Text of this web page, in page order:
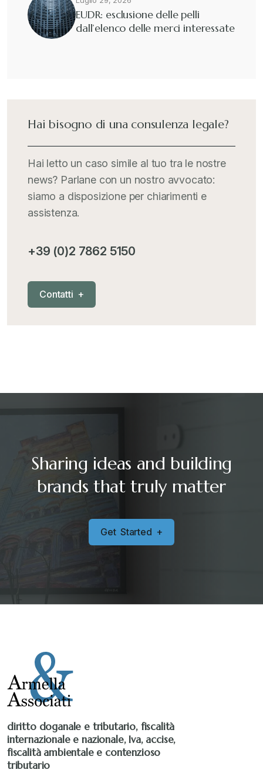
Guide e Manuali
Iva comunitaria e nazionale
Pubblicazioni +
Riforma Doganale 2024 +
Stampa 2021
Stampa 2022
Stampa 2023
EUDR: esclusione delle pelli
dall’elenco delle merci interessate
Hai bisogno di una consulenza legale?
Hai letto un caso simile al tuo tra le nostre
news? Parlane con un nostro avvocato:
siamo a disposizione per chiarimenti e
assistenza.
+39 (0)2 7862 5150
Contatti +
Sharing ideas and building
brands that truly matter
Get Started +
diritto doganale e tributario, fiscalità
internazionale e nazionale, Iva, accise,
fiscalità ambientale e contenzioso
tributario